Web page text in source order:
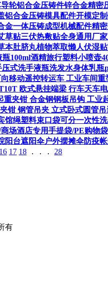
轮铝合金压铸件锌合金精密
铝合金压铸模具配件开模定
金一体压铸成型机械配件精
草贴三伏热敷贴全身通用厂
本肚脐丸植物萃取懒人伏湿
100ml酒精旅行塑料小喷壶
式洗手液瓶洗发水身体乳瓶
移动遥控转运车 工业车间重
欧式悬挂端梁 行车天车
重夹钳 合金钢钢板吊钩 工业
钳 钢管吊夹 立式卧式圆管
馆绳塑料束口袋可分一次性
场酒店专用手提袋/PE购物袋
阳台遮阳伞户外摆摊伞防疫
16 17 18 ．．． 28
有